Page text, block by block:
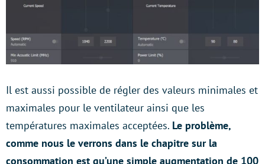
Il est aussi possible de régler des valeurs minimales et
maximales pour le ventilateur ainsi que les
températures maximales acceptées. Le problème,
comme nous le verrons dans le chapitre sur la
consommation est qu’une simple augmentation de 100